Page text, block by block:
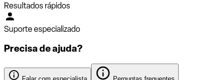
Resultados rápidos
Suporte especializado
Precisa de ajuda?